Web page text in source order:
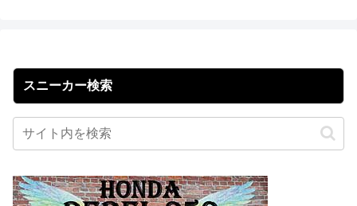
スニーカー検索